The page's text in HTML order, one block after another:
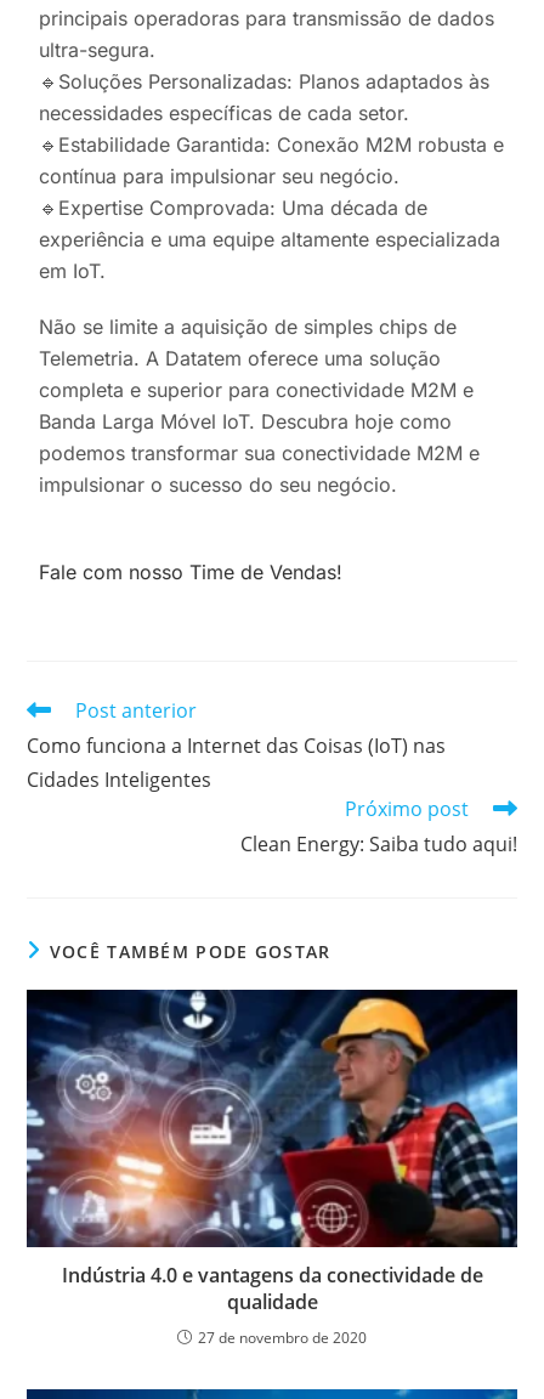
principais operadoras para transmissão de dados
ultra-segura.
🔹Soluções Personalizadas: Planos adaptados às
necessidades específicas de cada setor.
🔹Estabilidade Garantida: Conexão M2M robusta e
contínua para impulsionar seu negócio.
🔹Expertise Comprovada: Uma década de
experiência e uma equipe altamente especializada
em IoT.
Não se limite a aquisição de simples chips de
Telemetria. A Datatem oferece uma solução
completa e superior para conectividade M2M e
Banda Larga Móvel IoT. Descubra hoje como
podemos transformar sua conectividade M2M e
impulsionar o sucesso do seu negócio.
Fale com nosso Time de Vendas!
Post anterior
Como funciona a Internet das Coisas (IoT) nas
Cidades Inteligentes
Próximo post
Clean Energy: Saiba tudo aqui!
VOCÊ TAMBÉM PODE GOSTAR
Indústria 4.0 e vantagens da conectividade de
qualidade
27 de novembro de 2020